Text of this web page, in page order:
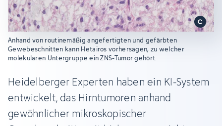
Anhand von routinemäßig angefertigten und gefärbten
Gewebeschnitten kann Hetairos vorhersagen, zu welcher
molekularen Untergruppe ein ZNS-Tumor gehört.
Heidelberger Experten haben ein KI-System
entwickelt, das Hirntumoren anhand
gewöhnlicher mikroskopischer